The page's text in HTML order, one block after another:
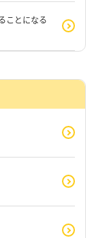
ことになる